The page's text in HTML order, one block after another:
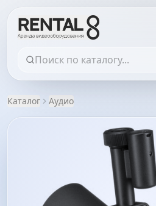
Каталог Аудио